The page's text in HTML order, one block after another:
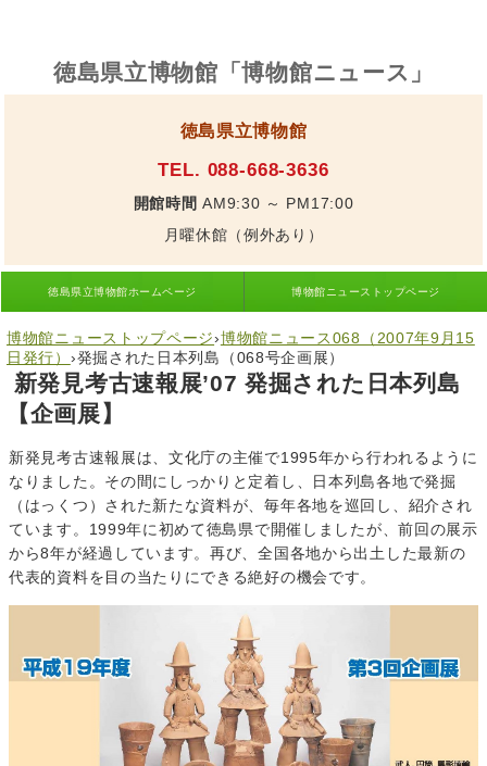
徳島県立博物館「博物館ニュース」
徳島県立博物館
TEL. 088-668-3636
開館時間 AM9:30 ～ PM17:00
月曜休館（例外あり）
徳島県立博物館ホームページ 博物館ニューストップページ
博物館ニューストップページ›博物館ニュース068（2007年9月15
日発行） ›発掘された日本列島（068号企画展）
新発見考古速報展’07 発掘された日本列島
【企画展】
新発見考古速報展は、文化庁の主催で1995年から行われるように
なりました。その間にしっかりと定着し、日本列島各地で発掘
（はっくつ）された新たな資料が、毎年各地を巡回し、紹介され
ています。1999年に初めて徳島県で開催しましたが、前回の展示
から8年が経過しています。再び、全国各地から出土した最新の
代表的資料を目の当たりにできる絶好の機会です。